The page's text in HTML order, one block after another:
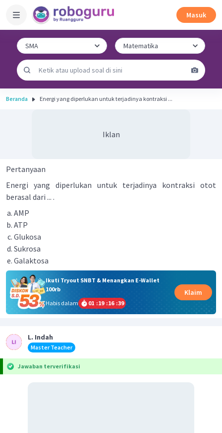
Masuk
Beranda Energi yang diperlukan untuk terjadinya kontraksi ...
Iklan
Pertanyaan
Energi yang diperlukan untuk terjadinya kontraksi otot
berasal dari ... .
AMP
ATP
Glukosa
Sukrosa
Galaktosa
Ikuti Tryout SNBT & Menangkan E-Wallet
100rb
Habis dalam
01 :19 :16 :39
Klaim
L. Indah
Master Teacher
Jawaban terverifikasi